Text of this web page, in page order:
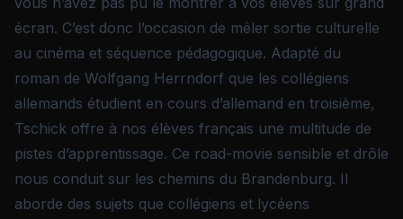
écran. C’est donc l’occasion de mêler sortie culturelle
au cinéma et séquence pédagogique. Adapté du
roman de Wolfgang Herrndorf que les collégiens
allemands étudient en cours d’allemand en troisième,
Tschick offre à nos élèves français une multitude de
pistes d’apprentissage. Ce road-movie sensible et drôle
nous conduit sur les chemins du Brandenburg. Il
aborde des sujets que collégiens et lycéens